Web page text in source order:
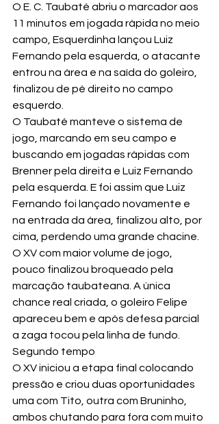
O E. C. Taubaté abriu o marcador aos
11 minutos em jogada rápida no meio
campo, Esquerdinha lançou Luiz
Fernando pela esquerda, o atacante
entrou na área e na saída do goleiro,
finalizou de pé direito no campo
esquerdo.
O Taubaté manteve o sistema de
jogo, marcando em seu campo e
buscando em jogadas rápidas com
Brenner pela direita e Luiz Fernando
pela esquerda. E foi assim que Luiz
Fernando foi lançado novamente e
na entrada da área, finalizou alto, por
cima, perdendo uma grande chacine.
O XV com maior volume de jogo,
pouco finalizou broqueado pela
marcação taubateana. A única
chance real criada, o goleiro Felipe
apareceu bem e após defesa parcial
a zaga tocou pela linha de fundo.
Segundo tempo
O XV iniciou a etapa final colocando
pressão e criou duas oportunidades
uma com Tito, outra com Bruninho,
ambos chutando para fora com muito